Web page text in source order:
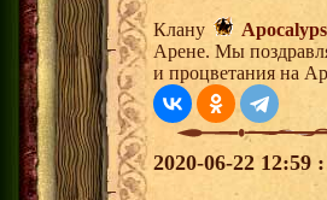
Клану
Арене. Мы
и процветания на
2020-06-22